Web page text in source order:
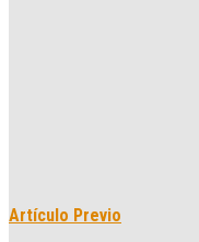
Artículo Previo